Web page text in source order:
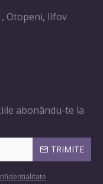
Otopeni, Ilfov
abonându-te la
TRIMITE